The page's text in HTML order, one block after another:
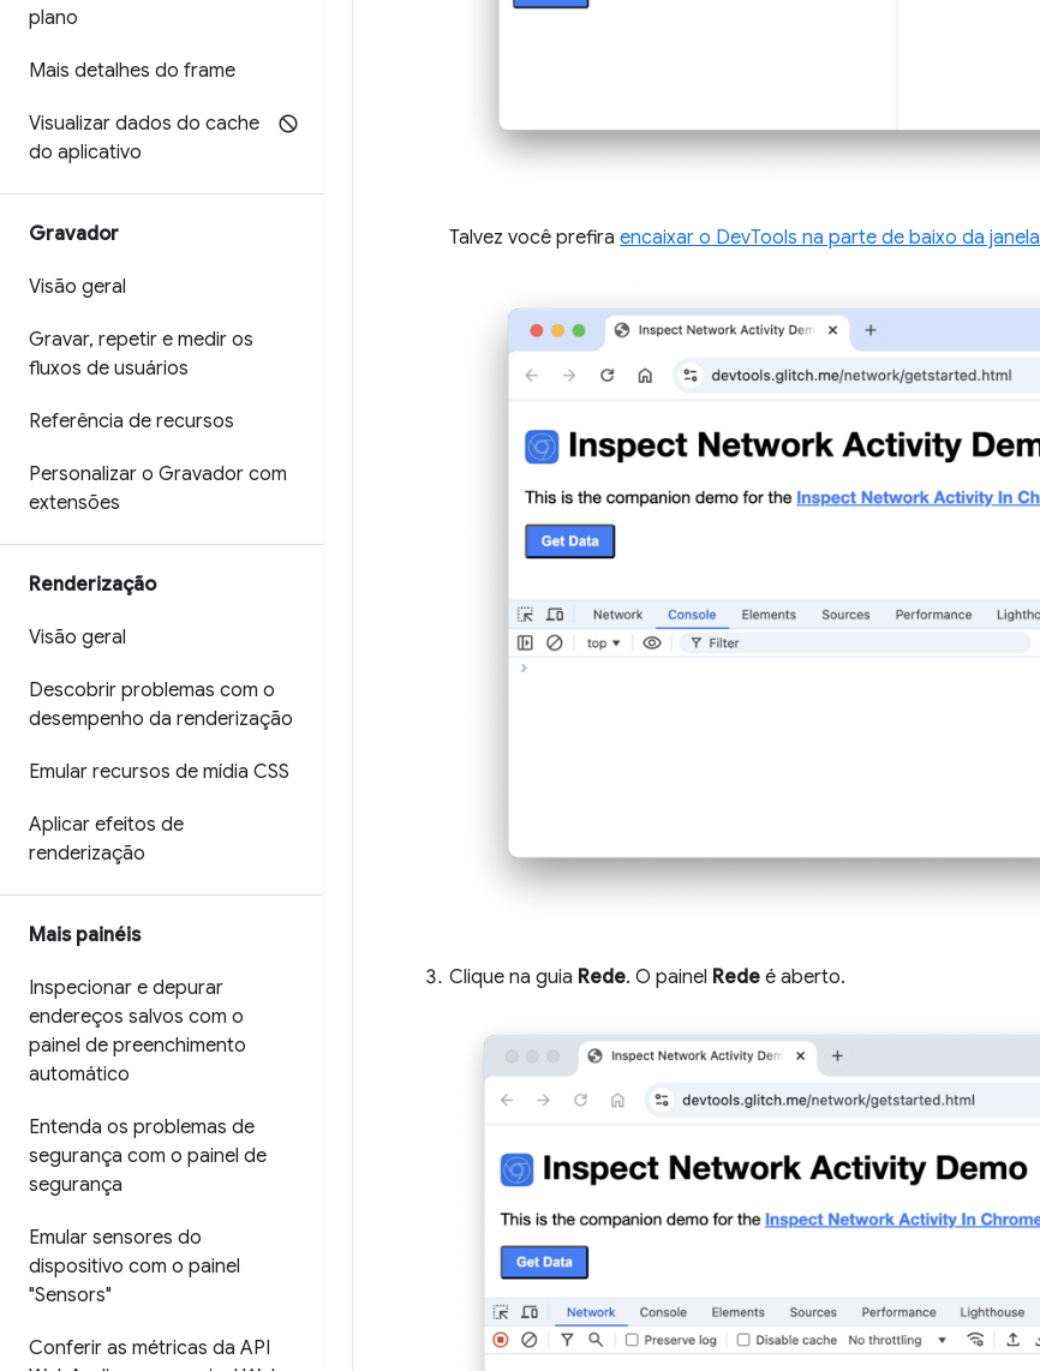
plano
Mais detalhes do frame
Visualizar dados do cache
do aplicativo
Gravador
Visão geral
Gravar, repetir e medir os
fluxos de usuários
Referência de recursos
Personalizar o Gravador com
extensões
Renderização
Visão geral
Descobrir problemas com o
desempenho da renderização
Emular recursos de mídia CSS
Aplicar efeitos de
renderização
Mais painéis
Inspecionar e depurar
endereços salvos com o
painel de preenchimento
automático
Entenda os problemas de
segurança com o painel de
segurança
Emular sensores do
dispositivo com o painel
"Sensors"
Conferir as métricas da API
Talvez você prefira encaixar o DevTools na parte de baixo da janela
Clique na guia Rede. O painel Rede é aberto.